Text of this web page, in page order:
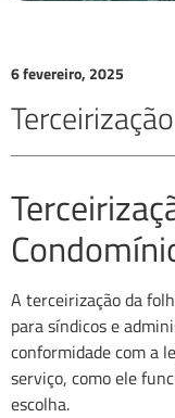
6 fevereiro, 2025
A terceirização da
para síndicos e
conformidade com a
serviço, como ele
escolha.